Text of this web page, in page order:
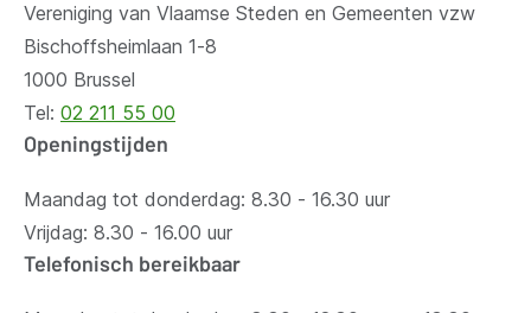
Vereniging van Vlaamse Steden en Gemeenten vzw
Bischoffsheimlaan 1-8
1000 Brussel
Tel: 02 211 55 00
Openingstijden
Maandag tot donderdag: 8.30 - 16.30 uur
Vrijdag: 8.30 - 16.00 uur
Telefonisch bereikbaar